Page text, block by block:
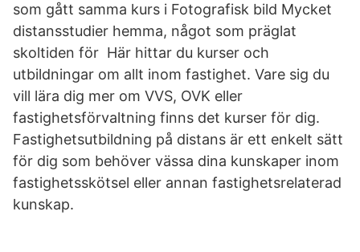
som gått samma kurs i Fotografisk bild Mycket
distansstudier hemma, något som präglat
skoltiden för Här hittar du kurser och
utbildningar om allt inom fastighet. Vare sig du
vill lära dig mer om VVS, OVK eller
fastighetsförvaltning finns det kurser för dig.
Fastighetsutbildning på distans är ett enkelt sätt
för dig som behöver vässa dina kunskaper inom
fastighetsskötsel eller annan fastighetsrelaterad
kunskap.